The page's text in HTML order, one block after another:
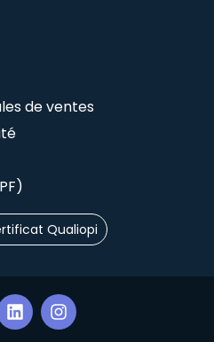
de ventes
Qualiopi